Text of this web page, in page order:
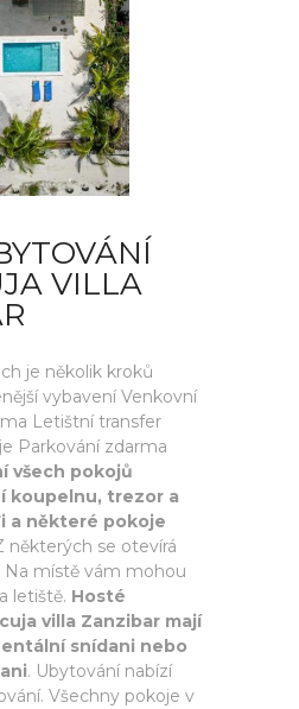
VILLA
je několik kroků
vybavení Venkovní
Letištní transfer
Parkování zdarma
všech pokojů
koupelnu, trezor a
a některé pokoje
některých se otevírá
Na místě vám mohou
letiště. Hosté
villa Zanzibar mají
snídani nebo
. Ubytování nabízí
Všechny pokoje v